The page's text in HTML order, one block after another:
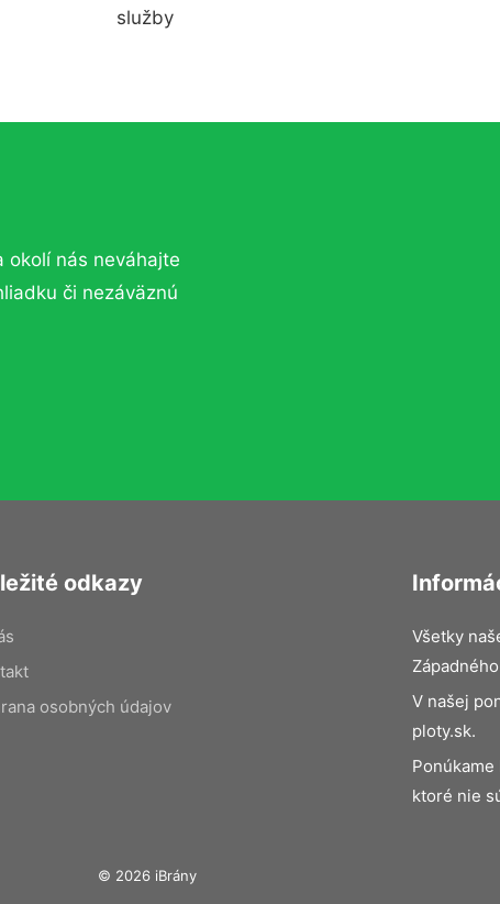
služby
okolí nás neváhajte
či nezáväznú
odkazy
osobných údajov
Všetky
V našej
ploty.sk.
ktoré nie
© 2026 iBrány